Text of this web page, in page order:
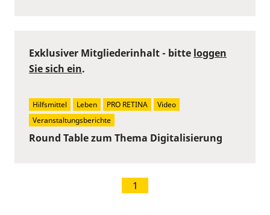
Round Table zum Thema Digitalisierung
Exklusiver Mitgliederinhalt - bitte loggen
Sie sich ein.
Hilfsmittel Leben PRO RETINA
Video
Veranstaltungsberichte
1